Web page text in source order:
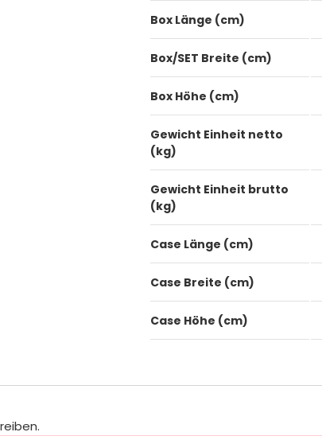
Box Länge (cm)
Box/SET Breite (cm)
Box Höhe (cm)
Gewicht Einheit netto
(kg)
Gewicht Einheit brutto
(kg)
Case Länge (cm)
Case Breite (cm)
Case Höhe (cm)